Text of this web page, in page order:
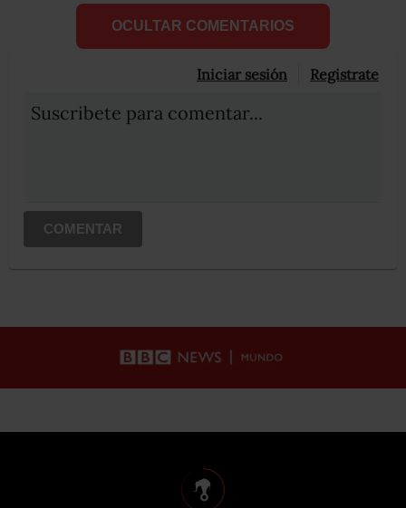
OCULTAR COMENTARIOS
Iniciar sesión Registrate
Suscribete para comentar...
COMENTAR